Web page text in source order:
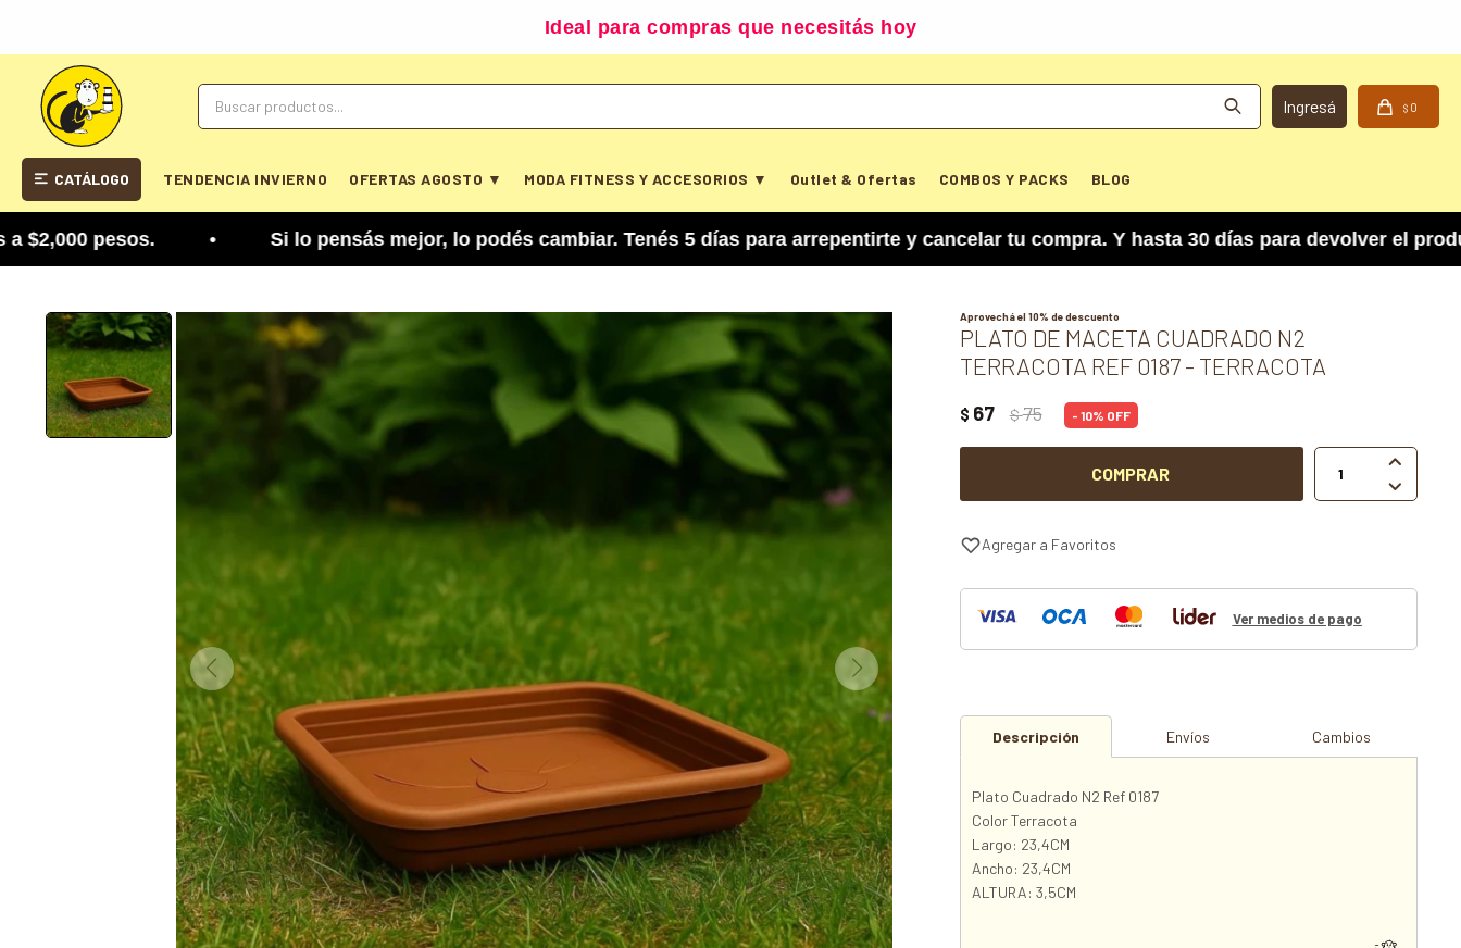
Ideal para compras que necesitás hoy
CATÁLOGO TENDENCIA INVIERNO OFERTAS AGOSTO ▼ MODA FITNESS Y ACCESORIOS ▼ Outlet & Ofertas COMBOS Y PACKS BLOG
$ 0
pesos. • Si lo pensás mejor, lo podés cambiar. Tenés 5 días para arrepentirte y cancelar tu compra. Y hasta 30 días para devolver el
Aprovechá el 10% de descuento
PLATO DE MACETA CUADRADO N2
TERRACOTA REF 0187 - TERRACOTA
$ 67 $75 10
COMPRAR


Ver medios de pago
Descripción Envíos Cambios
Plato Cuadrado N2 Ref 0187
Color Terracota
Largo: 23,4CM
Ancho: 23,4CM
ALTURA: 3,5CM